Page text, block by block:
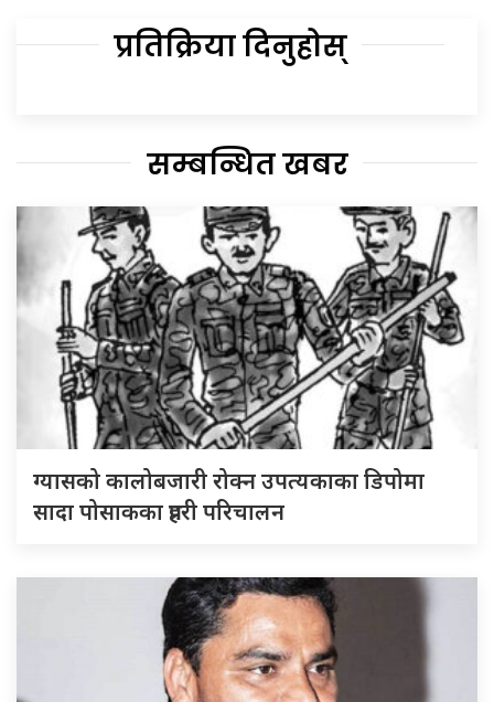
प्रतिक्रिया दिनुहोस्
सम्बन्धित खबर
ग्यासको कालोबजारी रोक्न उपत्यकाका डिपोमा
सादा पोसाकका प्रहरी परिचालन